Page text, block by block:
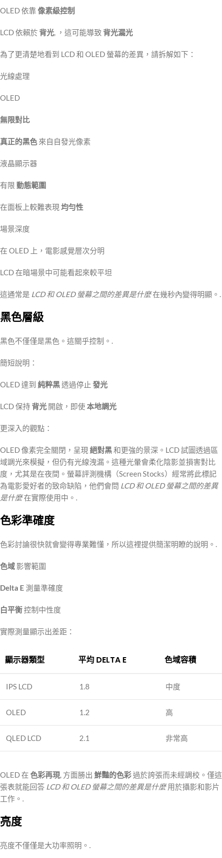
OLED 依靠 像素級控制
LCD 依賴於背光, ，這可能導致 背光漏光
為了更清楚地看到 LCD 和 OLED 螢幕的差異，請拆解如下：
光線處理
OLED
無限對比
真正的黑色 來自自發光像素
液晶顯示器
有限 動態範圍
在面板上較難表現 均勻性
場景深度
在 OLED 上，電影感覺層次分明
LCD 在暗場景中可能看起來較平坦
這通常是 LCD 和 OLED 螢幕之間的差異是什麼在幾秒內變得明顯。.
黑色層級
黑色不僅僅是黑色。這關乎控制。.
簡短說明：
OLED 達到 純粹黑透過停止 發光
LCD 保持背光 開啟，即使本地調光
更深入的觀點：
OLED 像素完全關閉，呈現 絕對黑和更強的景深。LCD 試圖透過區
域調光來模擬，但仍有光線洩漏。這種光暈會柔化陰影並損害對比
度，尤其是在夜間。螢幕評測機構（Screen Stocks）經常將此標記
為電影愛好者的致命缺陷，他們會問 LCD 和 OLED 螢幕之間的差異
是什麼在實際使用中。.
色彩準確度
色彩討論很快就會變得專業難懂，所以這裡提供簡潔明瞭的說明。.
色域 影響範圍
Delta E 測量準確度
白平衡控制中性度
實際測量顯示出差距：
顯示器類型 平均 DELTA E 色域容積
IPS LCD 1.8 中度
OLED 1.2 高
QLED LCD 2.1 非常高
OLED 在 色彩再現, 方面勝出 鮮豔的色彩過於誇張而未經調校。僅這
張表就能回答 LCD 和 OLED 螢幕之間的差異是什麼用於攝影和影片
工作。.
亮度
亮度不僅僅是大功率照明。.